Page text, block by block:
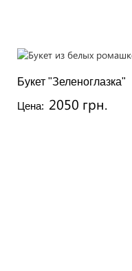
Букет "Зеленоглазка"
Цена: 2050 грн.